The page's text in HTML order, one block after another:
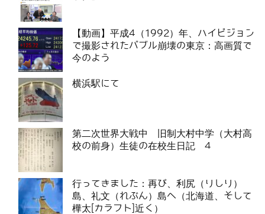
【動画】平成4（1992）年、ハイビジョン
で撮影されたバブル崩壊の東京：高画質で
今のよう
横浜駅にて
第二次世界大戦中 旧制大村中学（大村高
校の前身）生徒の在校生日記 4
行ってきました：再び、利尻（りしり）
島、礼文（れぶん）島へ（北海道、そして
樺太[カラフト]近く）